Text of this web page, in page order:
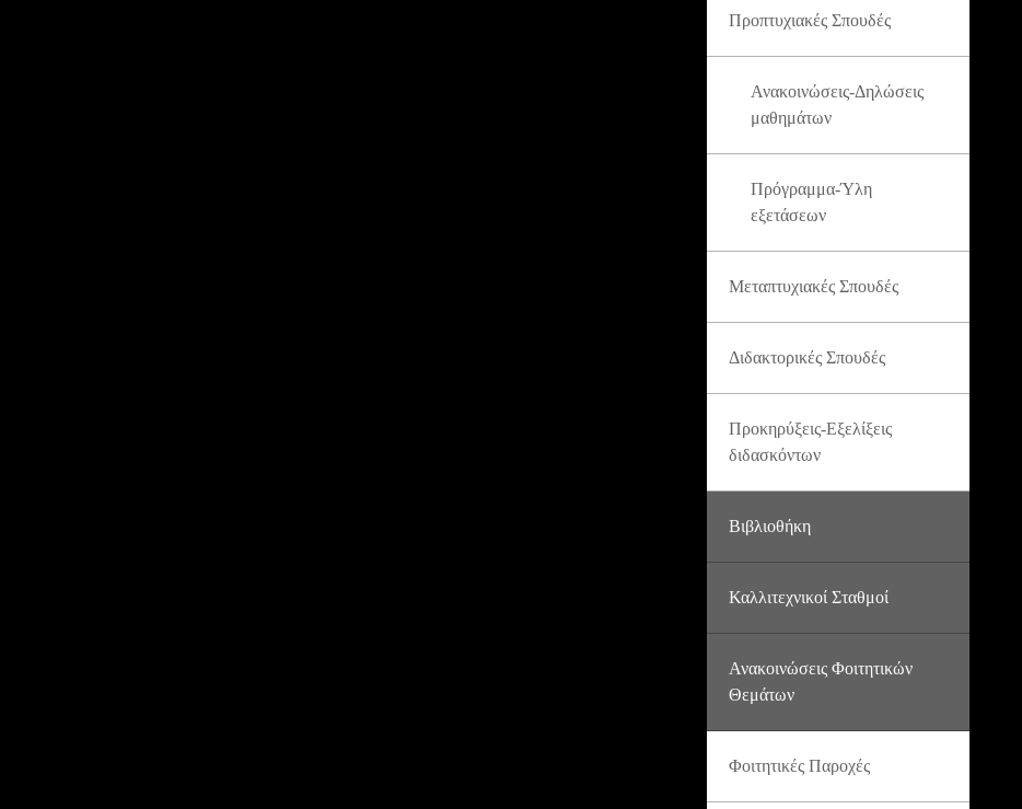
Προπτυχιακές Σπουδές
Ανακοινώσεις-Δηλώσεις
μαθημάτων
Πρόγραμμα-Ύλη
εξετάσεων
Μεταπτυχιακές Σπουδές
Διδακτορικές Σπουδές
Προκηρύξεις-Εξελίξεις
διδασκόντων
Βιβλιοθήκη
Καλλιτεχνικοί Σταθμοί
Ανακοινώσεις Φοιτητικών
Θεμάτων
Φοιτητικές Παροχές